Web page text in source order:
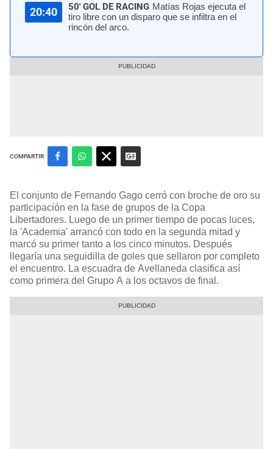
20:40 50' GOL DE RACING Matías Rojas ejecuta el
tiro libre con un disparo que se infiltra en el
rincón del arco.
COMPARTIR
El conjunto de Fernando Gago cerró con broche de oro su
participación en la fase de grupos de la Copa
Libertadores. Luego de un primer tiempo de pocas luces,
la 'Academia' arrancó con todo en la segunda mitad y
marcó su primer tanto a los cinco minutos. Después
llegaría una seguidilla de goles que sellaron por completo
el encuentro. La escuadra de Avellaneda clasifica así
como primera del Grupo A a los octavos de final.